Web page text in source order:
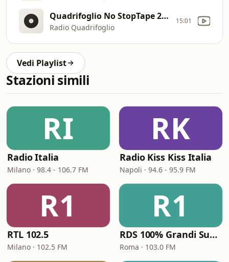
Quadrifoglio No StopTape 202 [8jX]
Radio Quadrifoglio
15:01
Vedi Playlist
Stazioni simili
RI
Radio Italia
Milano · 98.4 - 106.7 FM
RK
Radio Kiss Kiss Italia
Napoli · 94.6 - 95.9 FM
R1
RTL 102.5
Milano · 102.5 FM
R1
RDS 100% Grandi Successi
Roma · 103.0 FM